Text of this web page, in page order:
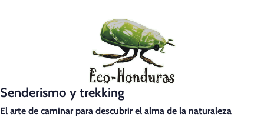
Senderismo y trekking
El arte de caminar para descubrir el alma de la naturaleza